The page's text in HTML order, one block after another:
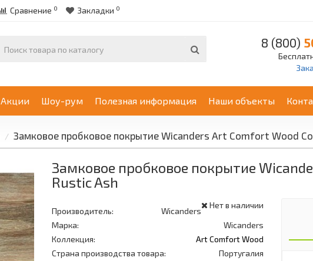
Сравнение 0 Закладки 0
8 (800)
Акции Шоу-рум Полезная информация Наши объекты
Замковое пробковое покрытие Wicanders Art Comfort Wood
Замковое пробковое покрытие
Rustic Ash
Нет в наличии
Производитель:
Wicanders
Марка:
Wicanders
Коллекция:
Art Comfort Wood
Страна производства товара:
Португалия